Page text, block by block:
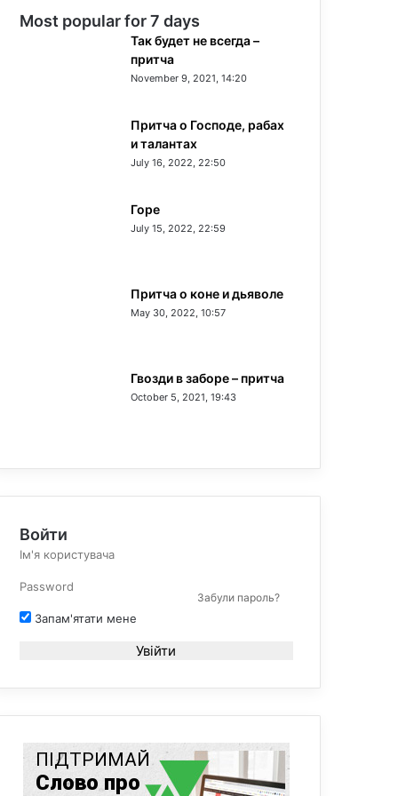
Most popular for 7 days
Так будет не всегда –
притча
November 9, 2021, 14:20
Притча о Господе, рабах
и талантах
July 16, 2022, 22:50
Горе
July 15, 2022, 22:59
Притча о коне и дьяволе
May 30, 2022, 10:57
Гвозди в заборе – притча
October 5, 2021, 19:43
Войти
Забули пароль?
Запам'ятати мене
Увійти